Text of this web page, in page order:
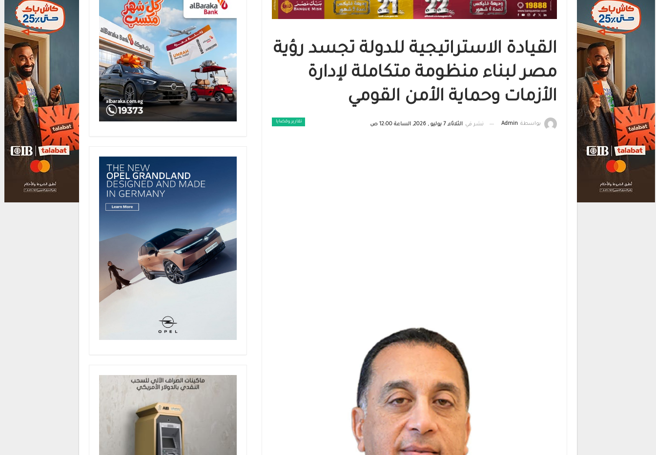
القيادة الاستراتيجية للدولة تجسد رؤية
مصر لبناء منظومة متكاملة لإدارة
الأزمات وحماية الأمن القومي
تقارير وقضايا ​ بواسطة Admin نشر في الثلاثاء, 7 يوليو , 2026, الساعة 12:00 ص